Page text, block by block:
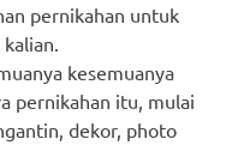
pernikahan untuk
kesemuanya
pernikahan itu, mulai
dekor, photo